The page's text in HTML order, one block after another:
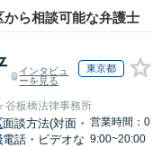
ら相談可能な弁護士
インタビュ
ーを見る
東京都
谷板橋法律事務所
面談方法(対面・
電話・ビデオな
営業時間：0
9:00~20:00